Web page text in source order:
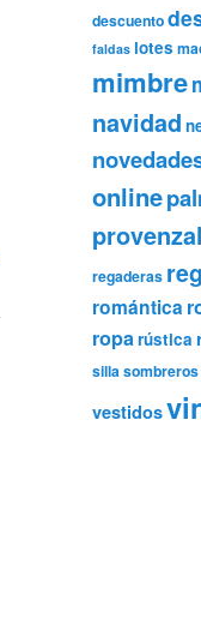
descuento
faldas lotes
mimbre
navidad
online
provenzal
regaderas
romántica
roparústica
sillasombreros
vestidos